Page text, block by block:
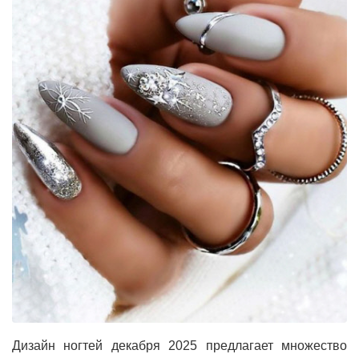
Дизайн ногтей декабря 2025 предлагает множество